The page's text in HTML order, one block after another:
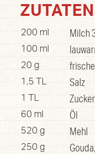
ZUTATEN
200 ml Milch
100 ml
20 g
1,5 TL Salz
1 TL Zucker
60 ml Öl
520 g Mehl
250 g